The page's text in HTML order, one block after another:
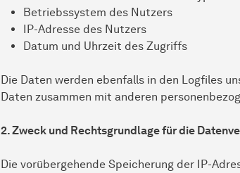
Betriebssystem des Nutzers
IP-Adresse des Nutzers
Datum und Uhrzeit des Zugriffs
Die Daten werden ebenfalls in den Logfiles
Daten zusammen mit anderen
2. Zweck und Rechtsgrundlage für die
Die vorübergehende Speicherung der IP-